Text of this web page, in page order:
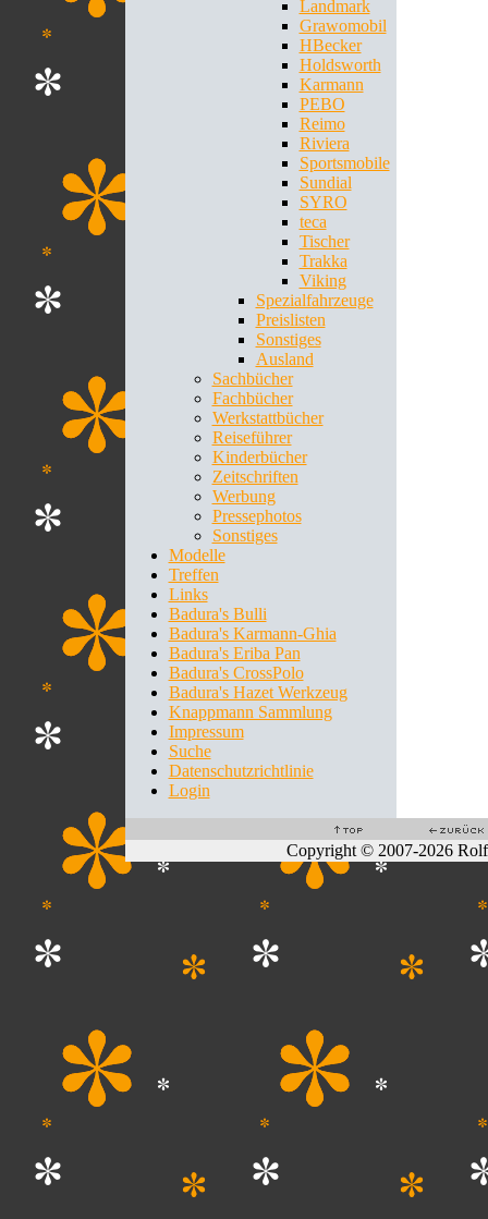
Landmark
Grawomobil
HBecker
Holdsworth
Karmann
PEBO
Reimo
Riviera
Sportsmobile
Sundial
SYRO
teca
Tischer
Trakka
Viking
Spezialfahrzeuge
Preislisten
Sonstiges
Ausland
Sachbücher
Fachbücher
Werkstattbücher
Reiseführer
Kinderbücher
Zeitschriften
Werbung
Pressephotos
Sonstiges
Modelle
Treffen
Links
Badura's Bulli
Badura's Karmann-Ghia
Badura's Eriba Pan
Badura's CrossPolo
Badura's Hazet Werkzeug
Knappmann Sammlung
Impressum
Suche
Datenschutzrichtlinie
Login
Copyright © 2007-2026